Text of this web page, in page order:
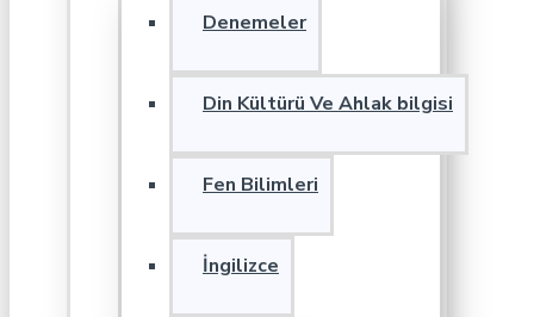
Denemeler
Din Kültürü Ve Ahlak bilgisi
Fen Bilimleri
İngilizce